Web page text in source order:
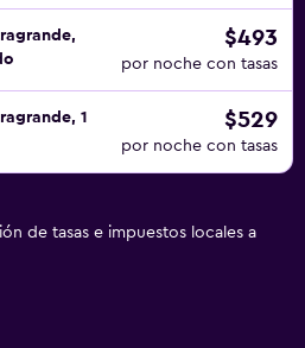
$493
por noche con tasas
1
$529
por noche con tasas
de tasas e impuestos locales a